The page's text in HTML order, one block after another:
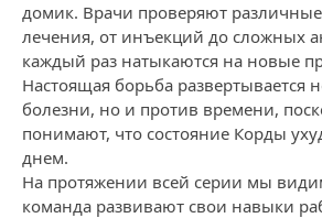
домик. Врачи проверяют
лечения, от инъекций до сложных
каждый раз натыкаются на новые
Настоящая борьба развертывается
болезни, но и против времени,
понимают, что состояние Корды
днем.
На протяжении всей серии мы
команда развивают свои навыки